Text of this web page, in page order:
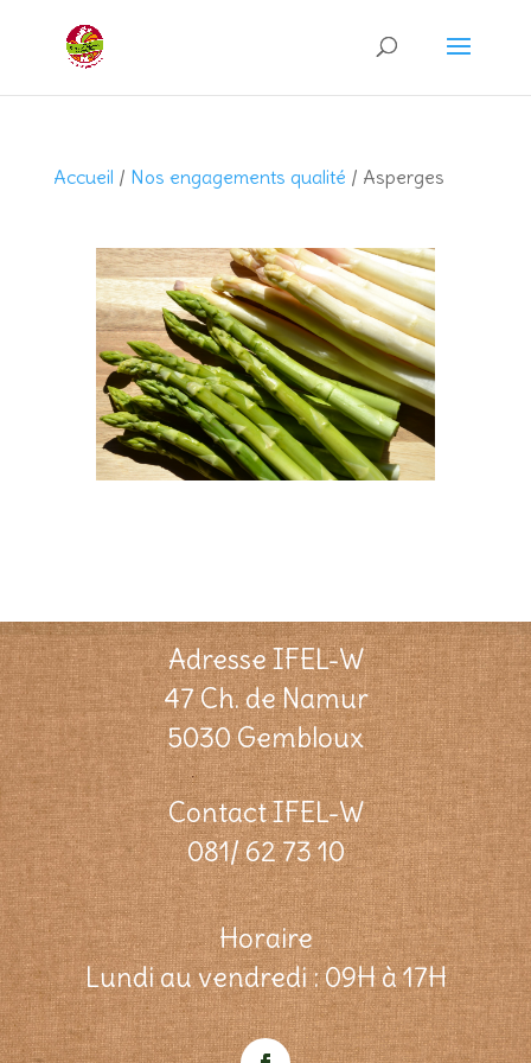
Recherche
produits
Accueil / Nos engagements qualité / Asperges
Adresse IFEL-W
47 Ch. de Namur
5030 Gembloux
Contact IFEL-W
081/ 62 73 10
Horaire
Lundi au vendredi : 09H à 17H